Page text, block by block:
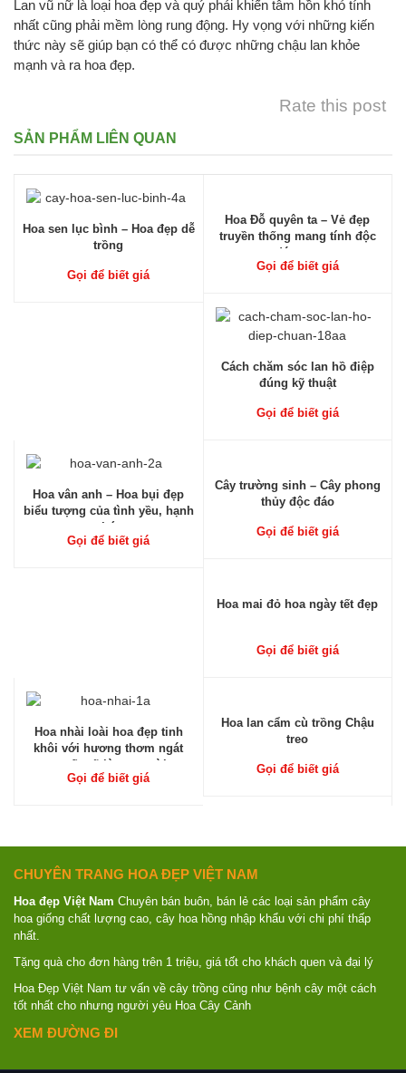
Lan vũ nữ là loại hoa đẹp và quý phái khiến tâm hồn khó tính
nhất cũng phải mềm lòng rung động. Hy vọng với những kiến
thức này sẽ giúp bạn có thể có được những chậu lan khỏe
mạnh và ra hoa đẹp.
Rate this post
SẢN PHẨM LIÊN QUAN
Hoa sen lục bình – Hoa đẹp dễ
trồng
Gọi để biết giá
Hoa Đỗ quyên ta – Vẻ đẹp
truyền thống mang tính độc
đáo cao
Gọi để biết giá
Cách chăm sóc lan hồ điệp
đúng kỹ thuật
Gọi để biết giá
Hoa vân anh – Hoa bụi đẹp
biểu tượng của tình yều, hạnh
phúc
Gọi để biết giá
Cây trường sinh – Cây phong
thủy độc đáo
Gọi để biết giá
Hoa mai đỏ hoa ngày tết đẹp
Gọi để biết giá
Hoa nhài loài hoa đẹp tinh
khôi với hương thơm ngát
quyến rũ lòng người
Gọi để biết giá
Hoa lan cẩm cù trồng Chậu
treo
Gọi để biết giá
CHUYÊN TRANG HOA ĐẸP VIỆT NAM
Hoa đẹp Việt Nam Chuyên bán buôn, bán lẻ các loại sản phẩm cây
hoa giống chất lượng cao, cây hoa hồng nhập khẩu với chi phí thấp
nhất.
Tặng quà cho đơn hàng trên 1 triệu, giá tốt cho khách quen và đại lý
Hoa Đẹp Việt Nam tư vấn về cây trồng cũng như bệnh cây một cách
tốt nhất cho nhưng người yêu Hoa Cây Cảnh
XEM ĐƯỜNG ĐI